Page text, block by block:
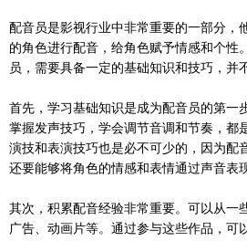
配音员是影视行业中非常重要的一部分，
的角色进行配音，给角色赋予情感和个性
员，需要具备一定的基础知识和技巧，并
首先，学习基础知识是成为配音员的第一
掌握发声技巧，学会调节音调和节奏，都
演技和表演技巧也是必不可少的，因为配
还要能够将角色的情感和表情通过声音表
其次，积累配音经验非常重要。可以从一
广告、动画片等。通过参与这些作品，可